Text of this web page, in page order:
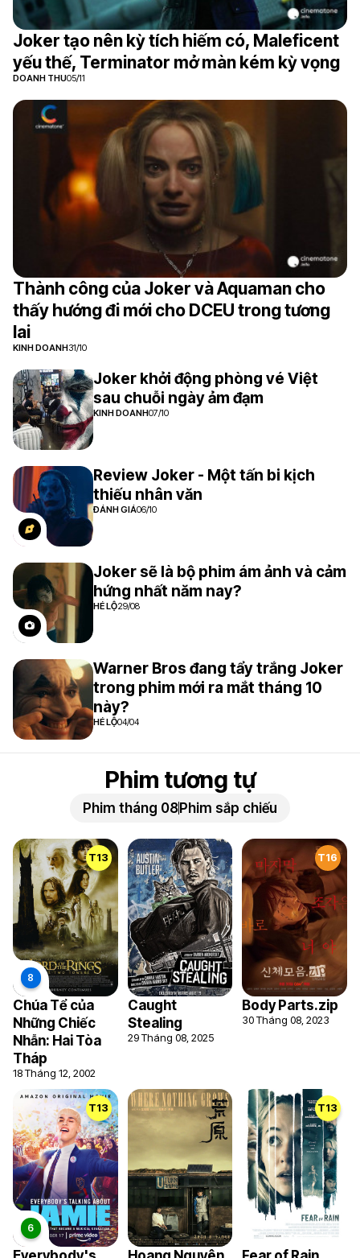
Joker tạo nên kỳ tích hiếm có, Maleficent
yếu thế, Terminator mở màn kém kỳ vọng
DOANH THU05/11
Thành công của Joker và Aquaman cho
thấy hướng đi mới cho DCEU trong tương
lai
KINH DOANH31/10
Joker khởi động phòng vé Việt
sau chuỗi ngày ảm đạm
KINH DOANH07/10
Review Joker - Một tấn bi kịch
thiếu nhân văn
ĐÁNH GIÁ06/10
Joker sẽ là bộ phim ám ảnh và cảm
hứng nhất năm nay?
HÉ LỘ29/08
Warner Bros đang tẩy trắng Joker
trong phim mới ra mắt tháng 10
này?
HÉ LỘ04/04
Phim tương tự
Phim tháng 08Phim sắp chiếu
T13
Chúa Tể của
Những Chiếc
Nhẫn: Hai Tòa
Tháp
18 Tháng 12, 2002
Caught
Stealing
29 Tháng 08, 2025
T16
Body Parts.zip
30 Tháng 08, 2023
T13 T13